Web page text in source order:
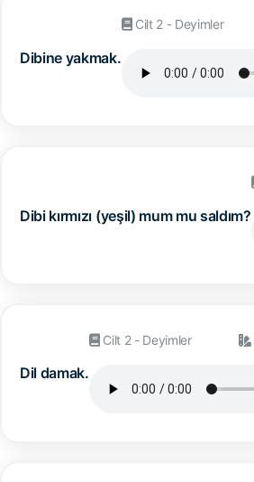
Dibine yakmak.
Cilt 2 - Deyimler
Dibi kırmızı (yeşil) mum mu saldım?
Dil damak.
Cilt 2 - Deyimler